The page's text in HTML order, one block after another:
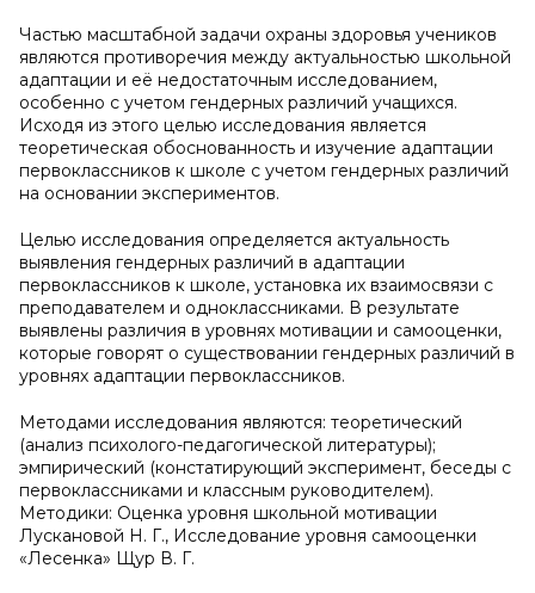
Частью масштабной задачи охраны здоровья учеников
являются противоречия между актуальностью школьной
адаптации и её недостаточным исследованием,
особенно с учетом гендерных различий учащихся.
Исходя из этого целью исследования является
теоретическая обоснованность и изучение адаптации
первоклассников к школе с учетом гендерных различий
на основании экспериментов.
Целью исследования определяется актуальность
выявления гендерных различий в адаптации
первоклассников к школе, установка их взаимосвязи с
преподавателем и одноклассниками. В результате
выявлены различия в уровнях мотивации и самооценки,
которые говорят о существовании гендерных различий в
уровнях адаптации первоклассников.
Методами исследования являются: теоретический
(анализ психолого-педагогической литературы);
эмпирический (констатирующий эксперимент, беседы с
первоклассниками и классным руководителем).
Методики: Оценка уровня школьной мотивации
Лускановой Н. Г., Исследование уровня самооценки
«Лесенка» Щур В. Г.